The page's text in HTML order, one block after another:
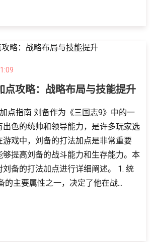
点攻略：战略布局与技能提升
点指南 刘备作为《三国志9》中的一
出色的统帅和领导能力，是许多玩家选
游戏中，刘备的打法加点是非常重要
够提高刘备的战斗能力和生存能力。本
备的打法加点进行详细阐述。 1. 统
的主要属性之一，决定了他在战...